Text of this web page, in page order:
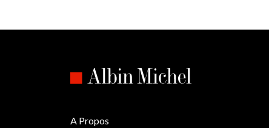
A Propos